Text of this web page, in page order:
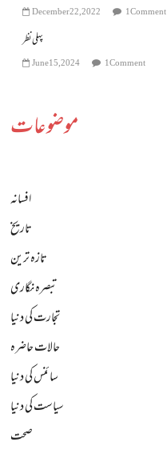
December 22, 2022 1 Comment
پہلی نظر
June 15, 2024 1 Comment
موضوعات
افسانہ
تاریخ
تازہ ترین
تبصرہ نگاری
تجارت کی دنیا
حالات حاضرہ
سائنس کی دنیا
سیاست کی دنیا
صحت